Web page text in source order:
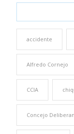
accidente
Alfredo Cornejo
CCIA
Concejo